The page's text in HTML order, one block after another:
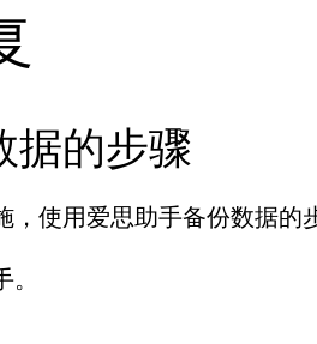
据的步骤
使用爱思助手备份数据的